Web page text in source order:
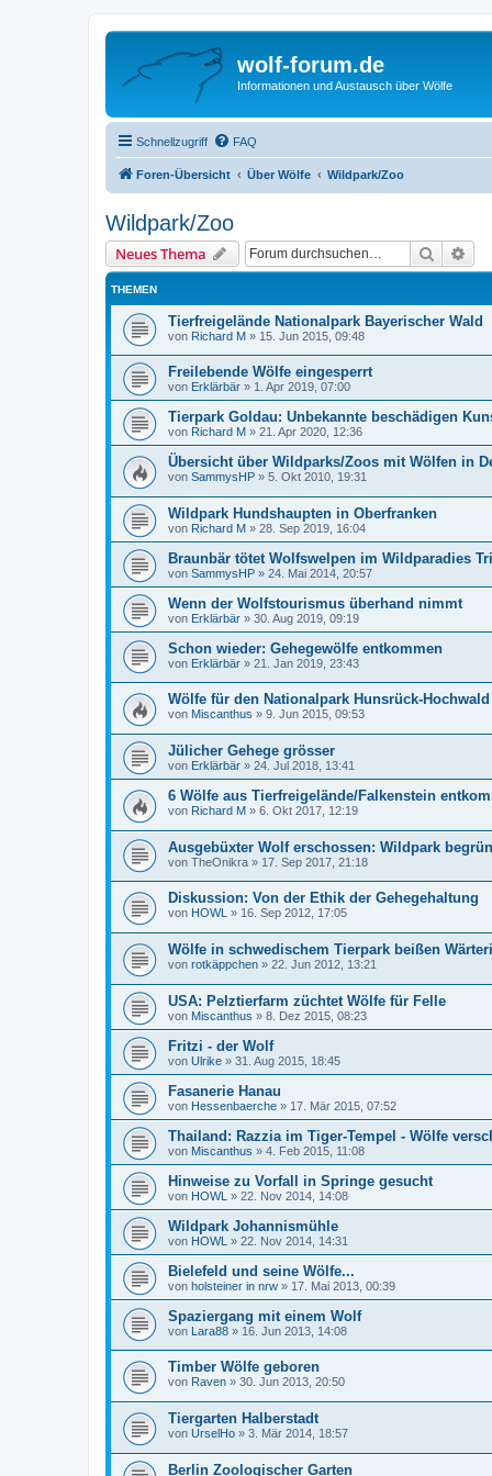
wolf-forum.de
Informationen und Austausch über Wölfe
Schnellzugriff FAQ
Foren-Übersicht Über Wölfe Wildpark/Zoo
Wildpark/Zoo
Neues Thema Suche
THEMEN
Tierfreigelände Nationalpark Bayerischer Wald
von Richard M » 15. Jun 2015, 09:48
Freilebende Wölfe eingesperrt
von Erklärbär » 1. Apr 2019, 07:00
Tierpark Goldau: Unbekannte beschädigen
von Richard M » 21. Apr 2020, 12:36
Übersicht über Wildparks/Zoos mit Wölfen in
von SammysHP » 5. Okt 2010, 19:31
Wildpark Hundshaupten in Oberfranken
von Richard M » 28. Sep 2019, 16:04
Braunbär tötet Wolfswelpen im Wildparadies
von SammysHP » 24. Mai 2014, 20:57
Wenn der Wolfstourismus überhand nimmt
von Erklärbär » 30. Aug 2019, 09:19
Schon wieder: Gehegewölfe entkommen
von Erklärbär » 21. Jan 2019, 23:43
Wölfe für den Nationalpark Hunsrück-Hochwald
von Miscanthus » 9. Jun 2015, 09:53
Jülicher Gehege grösser
von Erklärbär » 24. Jul 2018, 13:41
6 Wölfe aus Tierfreigelände/Falkenstein
von Richard M » 6. Okt 2017, 12:19
Ausgebüxter Wolf erschossen: Wildpark
von TheOnikra » 17. Sep 2017, 21:18
Diskussion: Von der Ethik der Gehegehaltung
von HOWL » 16. Sep 2012, 17:05
Wölfe in schwedischem Tierpark beißen
von rotkäppchen » 22. Jun 2012, 13:21
USA: Pelztierfarm züchtet Wölfe für Felle
von Miscanthus » 8. Dez 2015, 08:23
Fritzi - der Wolf
von Ulrike » 31. Aug 2015, 18:45
Fasanerie Hanau
von Hessenbaerche » 17. Mär 2015, 07:52
Thailand: Razzia im Tiger-Tempel - Wölfe
von Miscanthus » 4. Feb 2015, 11:08
Hinweise zu Vorfall in Springe gesucht
von HOWL » 22. Nov 2014, 14:08
Wildpark Johannismühle
von HOWL » 22. Nov 2014, 14:31
Bielefeld und seine Wölfe...
von holsteiner in nrw » 17. Mai 2013, 00:39
Spaziergang mit einem Wolf
von Lara88 » 16. Jun 2013, 14:08
Timber Wölfe geboren
von Raven » 30. Jun 2013, 20:50
Tiergarten Halberstadt
von UrselHo » 3. Mär 2014, 18:57
Berlin Zoologischer Garten